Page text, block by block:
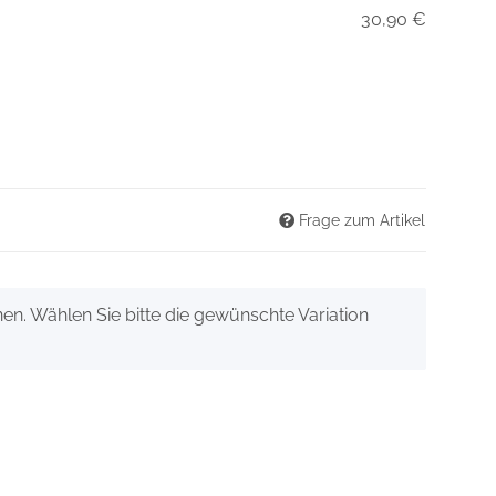
30,90 €
Frage zum Artikel
Wählen Sie bitte die gewünschte Variation